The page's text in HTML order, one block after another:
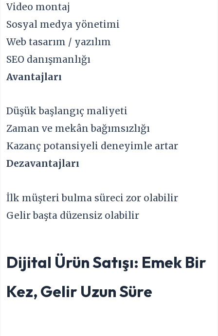
Video montaj
Sosyal medya yönetimi
Web tasarım / yazılım
SEO danışmanlığı
Avantajları
Düşük başlangıç maliyeti
Zaman ve mekân bağımsızlığı
Kazanç potansiyeli deneyimle artar
Dezavantajları
İlk müşteri bulma süreci zor olabilir
Gelir başta düzensiz olabilir
Dijital Ürün Satışı: Emek Bir
Kez, Gelir Uzun Süre